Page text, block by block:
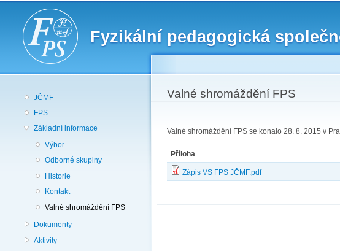
Fyzikální pedagogická
JČMF
FPS
Základní informace
Výbor
Odborné skupiny
Historie
Kontakt
Valné shromáždění FPS
Dokumenty
Aktivity
Valné shromáždění FPS
Valné shromáždění FPS se konalo 28. 8. 2015 v
Příloha
Zápis VS FPS JČMF.pdf